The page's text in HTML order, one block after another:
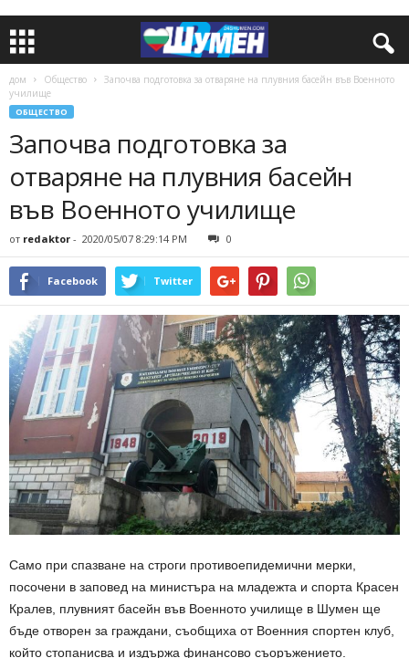
дом Общество
Започва подготовка за отваряне на плувния басейн във Военното
училище
ОБЩЕСТВО
Започва подготовка за
отваряне на плувния басейн
във Военното училище
от redaktor - 2020/05/07 8:29:14 PM 0
Facebook Twitter
Само при спазване на строги противоепидемични мерки,
посочени в заповед на министъра на младежта и спорта Красен
Кралев, плувният басейн във Военното училище в Шумен ще
бъде отворен за граждани, съобщиха от Военния спортен клуб,
който стопанисва и издържа финансово съоръжението.